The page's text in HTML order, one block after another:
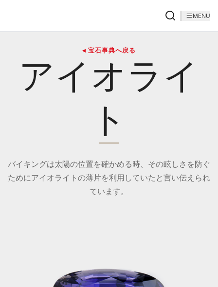
MENU
◂ 宝石事典へ戻る
アイオライ
ト
バイキングは太陽の位置を確かめる時、その眩しさを防ぐ
ためにアイオライトの薄片を利用していたと言い伝えられ
ています。